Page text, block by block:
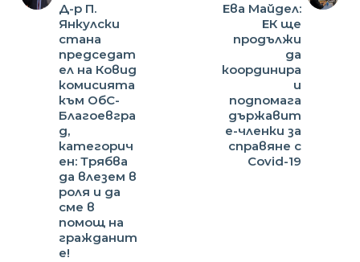
Д-р П.
Янкулски
стана
председат
ел на Ковид
комисията
към ОбС-
Благоевгра
д,
категорич
ен: Трябва
да влезем в
роля и да
сме в
помощ на
гражданит
е!
Ева Майдел:
ЕК ще
продължи
да
координира
и
подпомага
държавит
е-членки за
справяне с
Covid-19